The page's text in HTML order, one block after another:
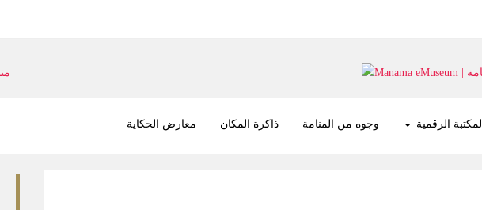
المكتبة الرقمية وجوه من المنامة ذاكرة المكان معارض الحكاية